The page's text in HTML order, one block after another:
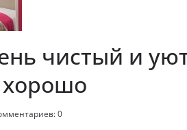
чистый и
хорошо
0